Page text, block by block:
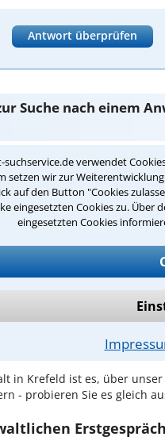
suchservice.de verwendet
setzen wir zur
auf den Button "Cookies
eingesetzten Cookies zu. Über
eingesetzten Cookies
Antwort überprüfen
Suche nach einem
sind Sie bei unseren
passenden
in Ihrer Umgebung
der Kanzlei in Krefeld
sich zurückrufen
in Krefeld ist es, über
- probieren Sie es gleich